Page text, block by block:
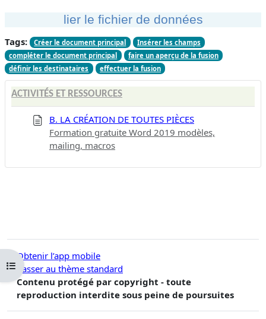
Ouvrir l’index du cours
lier le fichier de données
Tags: Créer le document principal
Insérer les champs
compléter le document principal
faire un aperçu de la fusion
définir les destinataires
effectuer la fusion
ACTIVITÉS ET RESSOURCES
B. LA CRÉATION DE TOUTES PIÈCES
Formation gratuite Word 2019 modèles,
mailing, macros
Obtenir l’app mobile
Passer au thème standard
Contenu protégé par copyright - toute
reproduction interdite sous peine de poursuites